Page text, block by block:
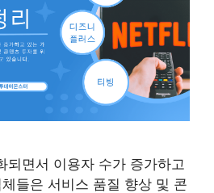
되면서 이용자 수가 증가하고
들은 서비스 품질 향상 및 콘